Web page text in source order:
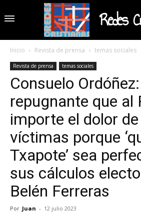
Redes
Inicio Revista de prensa temas sociales
Revista de prensa temas sociales
Consuelo
repugnante que al
importe el dolor
víctimas porque
Txapote’ sea
sus cálculos
Belén Ferreras
Por Juan - 12 julio 2023